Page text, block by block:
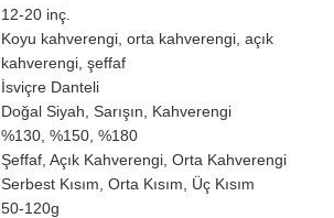
12-20 inç.
Koyu kahverengi, orta kahverengi, açık
kahverengi, şeffaf
İsviçre Danteli
Doğal Siyah, Sarışın, Kahverengi
%130, %150, %180
Şeffaf, Açık Kahverengi, Orta Kahverengi
Serbest Kısım, Orta Kısım, Üç Kısım
50-120g